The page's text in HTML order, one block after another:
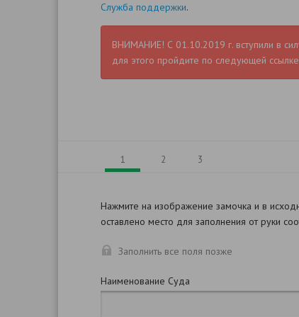
Служба поддержки.
ВНИМАНИЕ! С 01.10.2019 г. вступили в
для этого пройдите по следующей ссылке
1 2 3
Нажмите на изображение замочка и в
оставлено место для заполнения от руки
Заполнить все поля позже
Наименование Суда